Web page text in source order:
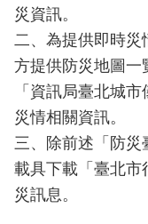
導
教
育
下
載
專
區
災資訊。
二、為提供即時災
方提供防災地圖一
「資訊局臺北城
災情相關資訊。
三、除前述「防災
載具下載「臺北市
災訊息。